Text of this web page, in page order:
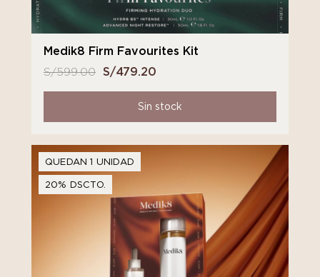
Medik8 Firm Favourites Kit
S/599.00 El
precio
original
era:
S/479.20
precio
actual
es:
Sin stock
QUEDAN 1 UNIDAD
20% DSCTO.